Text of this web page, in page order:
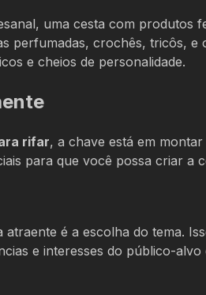
uma cesta com produtos
perfumadas, crochês, tricôs,
e cheios de personalidade.
rifar, a chave está em
para que você possa criar a
é a escolha do tema.
e interesses do público-